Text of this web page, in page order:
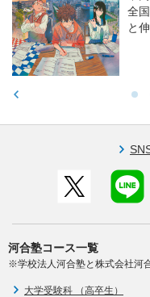
全
と
河合塾コース一覧
※学校法人河合塾と株式会社河
大学受験科 （高卒生）